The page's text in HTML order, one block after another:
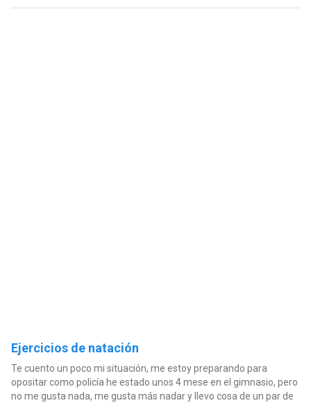
Ejercicios de natación
Te cuento un poco mi situación, me estoy preparando para
opositar como policía he estado unos 4 mese en el gimnasio, pero
no me gusta nada, me gusta más nadar y llevo cosa de un par de